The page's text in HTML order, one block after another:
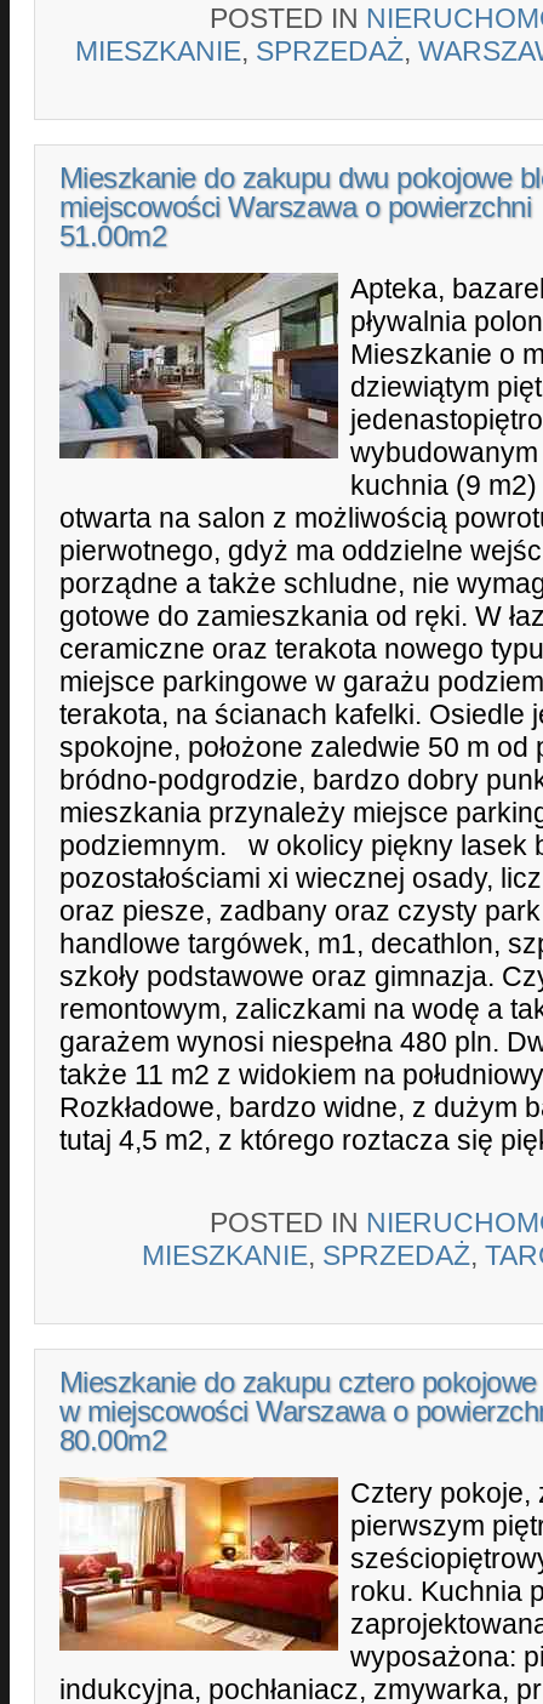
POSTED IN
MIESZKANIE, SPRZEDAŻ,
Mieszkanie do zakupu dwu pokojowe
miejscowości Warszawa o powierzchni
51.00m2
Apteka,
pływalnia
Mieszkanie o
dziewiątym
kuchnia (9
otwarta na salon z możliwością
pierwotnego, gdyż ma oddzielne
porządne a także schludne, nie
gotowe do zamieszkania od ręki. W
ceramiczne oraz terakota nowego
miejsce parkingowe w garażu
terakota, na ścianach kafelki. Osiedle
spokojne, położone zaledwie 50 m od
bródno-podgrodzie, bardzo dobry
mieszkania przynależy miejsce
podziemnym. w okolicy piękny lasek
pozostałościami xi wiecznej osady,
oraz piesze, zadbany oraz czysty
handlowe targówek, m1, decathlon,
szkoły podstawowe oraz gimnazja.
remontowym, zaliczkami na wodę a
garażem wynosi niespełna 480 pln.
także 11 m2 z widokiem na
Rozkładowe, bardzo widne, z dużym
tutaj 4,5 m2, z którego roztacza się
POSTED IN
MIESZKANIE, SPRZEDAŻ,
Mieszkanie do zakupu cztero
w miejscowości Warszawa o
80.00m2
Cztery pokoje,
pierwszym
roku. Kuchnia
wyposażona:
indukcyjna, pochłaniacz, zmywarka,